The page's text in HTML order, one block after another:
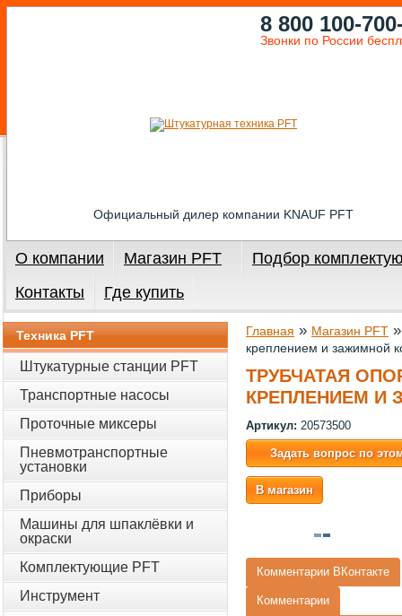
Официальный дилер компании KNAUF PFT
8 800 100-
Звонки по России
О компании Магазин PFT
Подбор
Контакты
Где купить
Главная » Магазин PFT
креплением и зажимной
ТРУБЧАТАЯ
КРЕПЛЕНИЕМ И
Артикул: 20573500
Задать вопрос по
В магазин
Комментарии ВКонтакте
Комментарии
Техника PFT
Штукатурные станции PFT
Транспортные насосы
Проточные миксеры
Пневмотранспортные
установки
Приборы
Машины для шпаклёвки и
окраски
Комплектующие PFT
Инструмент